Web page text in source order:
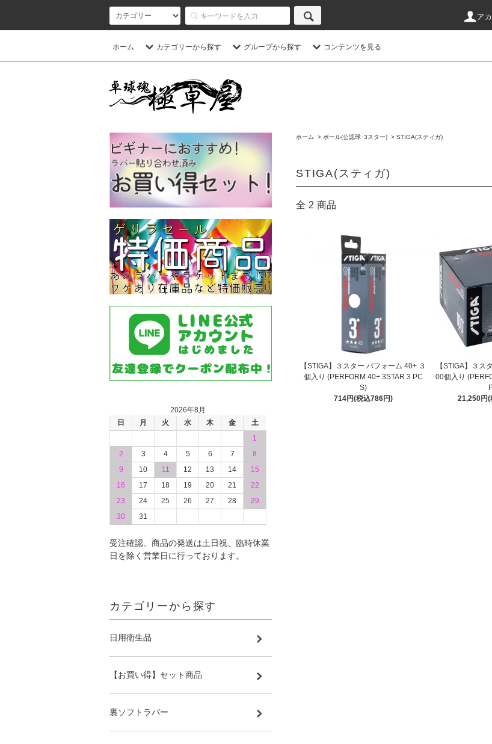
ア
ホーム カテゴリーから探す グループから探す コンテンツを見る
ホーム > ボール(公認球･3スター) > STIGA(スティガ)
STIGA(スティガ)
全 2 商品
【STIGA】３スター パフォーム 40+ ３
個入り (PERFORM 40+ 3STAR 3 PC
S)
714円(税込786円)
【STIGA】３ス
00個入り
21,250円(
2026年8月
日
月 火 水 木 金
土
1
2
3 4 5 6 7
8
9
10 11 12 13 14
15
16
17 18 19 20 21
22
23
24 25 26 27 28
29
30
31
受注確認、商品の発送は土日祝、臨時休業
日を除く営業日に行っております。
カテゴリーから探す
日用衛生品
【お買い得】セット商品
裏ソフトラバー